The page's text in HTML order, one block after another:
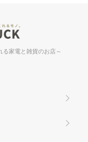
家電と雑貨のお店～